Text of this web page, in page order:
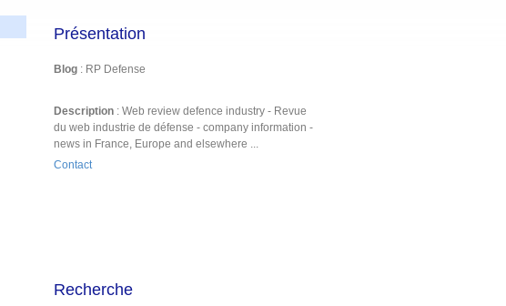
Présentation
Blog : RP Defense
Description : Web review defence industry - Revue
du web industrie de défense - company information -
news in France, Europe and elsewhere ...
Contact
Recherche